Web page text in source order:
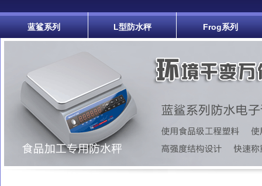
蓝鲨系列 L型防水秤 Frog系列